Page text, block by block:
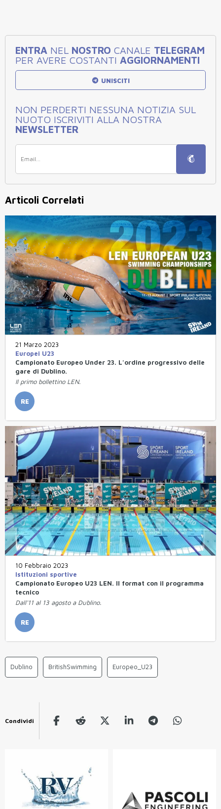
ENTRA NEL NOSTRO CANALE TELEGRAM
PER AVERE COSTANTI AGGIORNAMENTI
UNISCITI
NON PERDERTI NESSUNA NOTIZIA SUL
NUOTO ISCRIVITI ALLA NOSTRA
NEWSLETTER
Articoli Correlati
21 Marzo 2023
Europei U23
Campionato Europeo Under 23. L'ordine progressivo delle
gare di Dublino.
Il primo bollettino LEN.
RE
10 Febbraio 2023
Istituzioni sportive
Campionato Europeo U23 LEN. Il format con il programma
tecnico
Dall'11 al 13 agosto a Dublino.
RE
Dublino BritishSwimming Europeo_U23
Condividi